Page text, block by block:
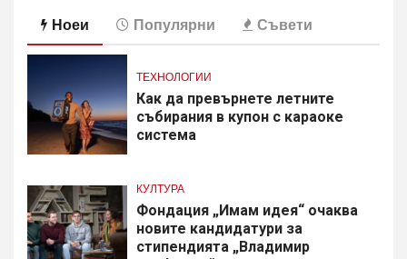
Ноеи Популярни Съвети
ТЕХНОЛОГИИ
Как да превърнете летните
събирания в купон с караоке
система
КУЛТУРА
Фондация „Имам идея“ очаква
новите кандидатури за
стипендията „Владимир